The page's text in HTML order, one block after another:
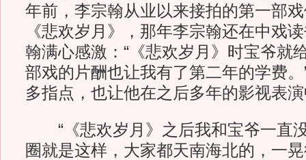
年前，李宗翰从业以来接拍的第一部
《悲欢岁月》，那年李宗翰还在中戏
翰满心感激：“《悲欢岁月》时宝爷就
部戏的片酬也让我有了第二年的学费
多指点，也让他在之后多年的影视表
“《悲欢岁月》之后我和宝爷一直
圈就是这样，大家都天南海北的，一